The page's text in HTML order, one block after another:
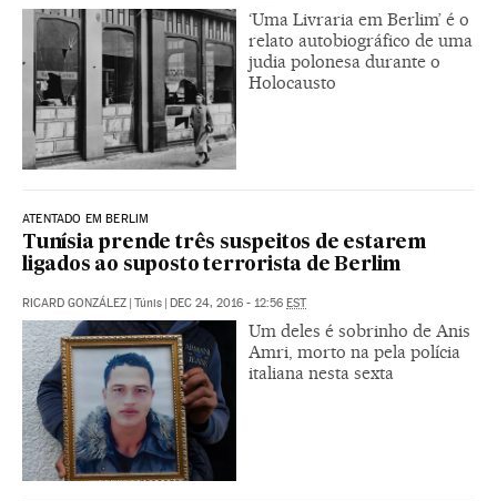
‘Uma Livraria em Berlim’ é o
relato autobiográfico de uma
judia polonesa durante o
Holocausto
ATENTADO EM BERLIM
Tunísia prende três suspeitos de estarem
ligados ao suposto terrorista de Berlim
RICARD GONZÁLEZ | Túnis | DEC 24, 2016 - 12:56 EST
Um deles é sobrinho de Anis
Amri, morto na pela polícia
italiana nesta sexta